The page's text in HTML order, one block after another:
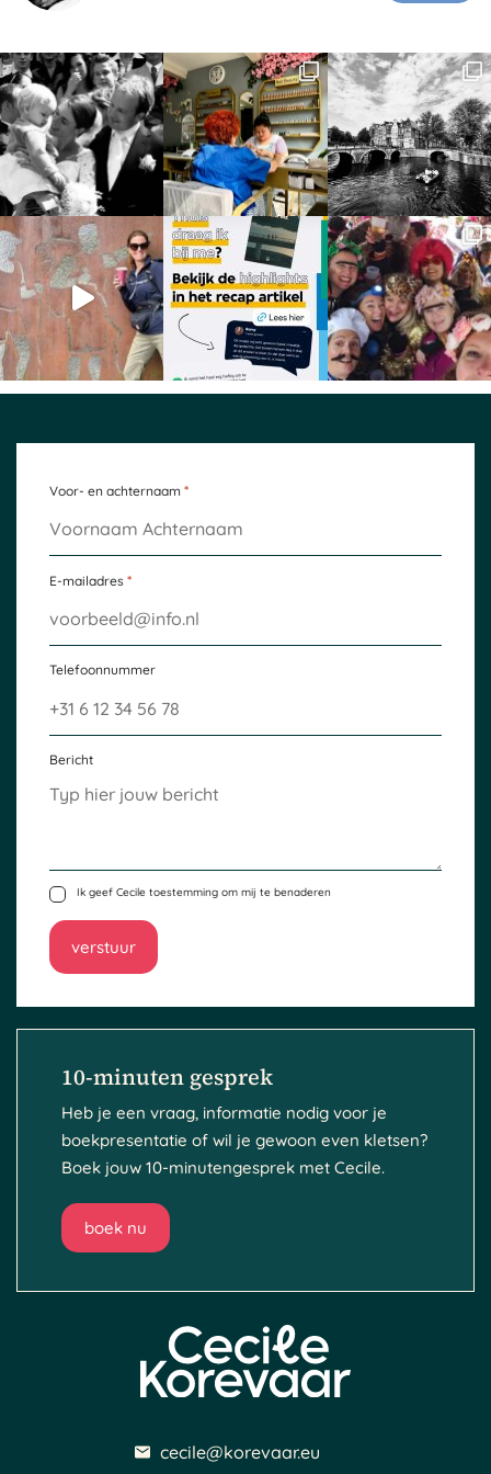
cecile@korevaar.eu
10-minuten gesprek
Heb je een vraag, informatie nodig voor je
boekpresentatie of wil je gewoon even kletsen?
Boek jouw 10-minutengesprek met Cecile.
boek nu
Voor- en achternaam *
E-mailadres *
Telefoonnummer
Bericht
Ik geef Cecile toestemming om mij te benaderen